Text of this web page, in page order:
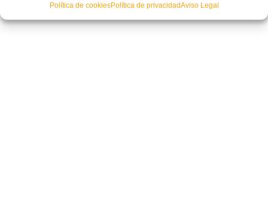
Política de cookiesPolítica de privacidadAviso Legal